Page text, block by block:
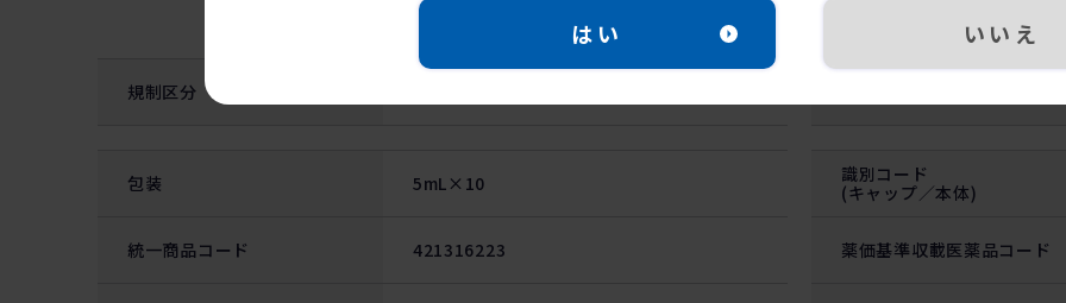
規制区分
包装 5mL×10
統一商品コード 421316223
識別コード
(キャップ／本体)
薬価基準収載医薬品コード
はい いいえ